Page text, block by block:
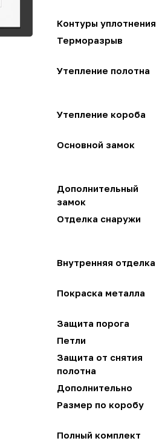
Контуры уплотнения
Терморазрыв
Утепление полотна
Утепление короба
Основной замок
Дополнительный
замок
Отделка снаружи
Внутренняя отделка
Покраска металла
Защита порога
Петли
Защита от снятия
полотна
Дополнительно
Размер по коробу
Полный комплект